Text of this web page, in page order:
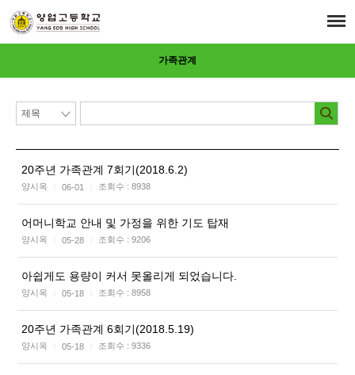
가족관계
20주년 가족관계 7회기(2018.6.2)
양시옥 06-01 조회수 : 8938
어머니학교 안내 및 가정을 위한 기도 탑재
양시옥 05-28 조회수 : 9206
아쉽게도 용량이 커서 못올리게 되었습니다.
양시옥 05-18 조회수 : 8958
20주년 가족관계 6회기(2018.5.19)
양시옥 05-18 조회수 : 9336